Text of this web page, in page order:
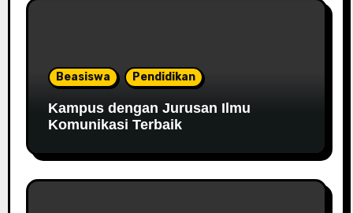
Beasiswa Pendidikan
Kampus dengan Jurusan Ilmu
Komunikasi Terbaik